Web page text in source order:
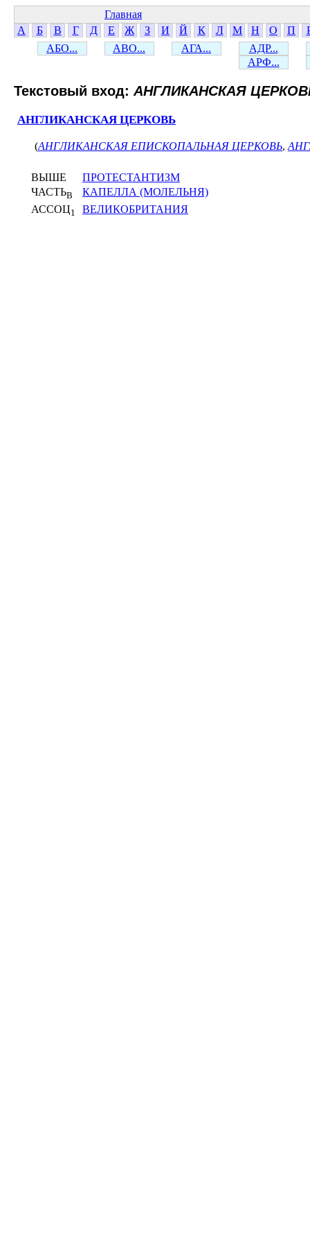
Главная
А
Б В Г Д Е Ж З И Й К Л М Н О П
АБО...
АВО... АГА...
АДР...
АРФ...
Текстовый вход: АНГЛИКАНСКАЯ
АНГЛИКАНСКАЯ ЦЕРКОВЬ
(АНГЛИКАНСКАЯ ЕПИСКОПАЛЬНАЯ ЦЕРКОВЬ,
ВЫШЕ
ПРОТЕСТАНТИЗМ
ЧАСТЬВ
КАПЕЛЛА (МОЛЕЛЬНЯ)
АССОЦ1 ВЕЛИКОБРИТАНИЯ